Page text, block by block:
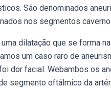
São denominados
nos segmentos
dilatação que se forma
um caso raro de
dor facial. Webambos os
segmento oftálmico da